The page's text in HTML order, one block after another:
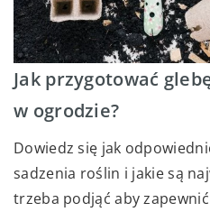
Jak przygotować
w ogrodzie?
Dowiedz się jak
sadzenia roślin i jakie są
trzeba podjąć aby